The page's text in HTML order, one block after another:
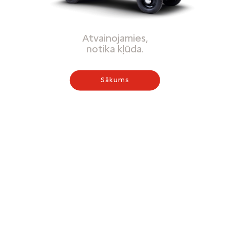
Atvainojamies,
notika kļūda.
Sākums